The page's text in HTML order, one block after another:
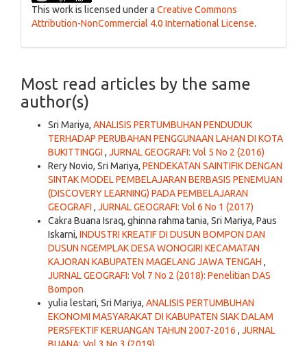
This work is licensed under a Creative Commons
Attribution-NonCommercial 4.0 International License.
Most read articles by the same
author(s)
Sri Mariya, ANALISIS PERTUMBUHAN PENDUDUK
TERHADAP PERUBAHAN PENGGUNAAN LAHAN DI KOTA
BUKITTINGGI , JURNAL GEOGRAFI: Vol 5 No 2 (2016)
Rery Novio, Sri Mariya, PENDEKATAN SAINTIFIK DENGAN
SINTAK MODEL PEMBELAJARAN BERBASIS PENEMUAN
(DISCOVERY LEARNING) PADA PEMBELAJARAN
GEOGRAFI , JURNAL GEOGRAFI: Vol 6 No 1 (2017)
Cakra Buana Israq, ghinna rahma tania, Sri Mariya, Paus
Iskarni, INDUSTRI KREATIF DI DUSUN BOMPON DAN
DUSUN NGEMPLAK DESA WONOGIRI KECAMATAN
KAJORAN KABUPATEN MAGELANG JAWA TENGAH ,
JURNAL GEOGRAFI: Vol 7 No 2 (2018): Penelitian DAS
Bompon
yulia lestari, Sri Mariya, ANALISIS PERTUMBUHAN
EKONOMI MASYARAKAT DI KABUPATEN SIAK DALAM
PERSFEKTIF KERUANGAN TAHUN 2007-2016 , JURNAL